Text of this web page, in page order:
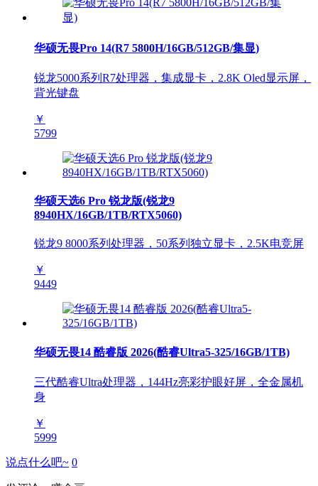
华硕无畏Pro 14(R7 5800H/16GB/512GB/集显)
锐龙5000系列R7处理器，集成显卡，2.8K Oled显示屏，
背光键盘
￥
5799
华硕天选6 Pro 锐龙版(锐龙9
8940HX/16GB/1TB/RTX5060)
锐龙9 8000系列处理器，50系列独立显卡，2.5K电竞屏
￥
9449
华硕无畏14 酷睿版 2026(酷睿Ultra5-325/16GB/1TB)
三代酷睿Ultra处理器，144Hz亮彩护眼好屏，全金属机
身
￥
5999
说点什么吧~ 0